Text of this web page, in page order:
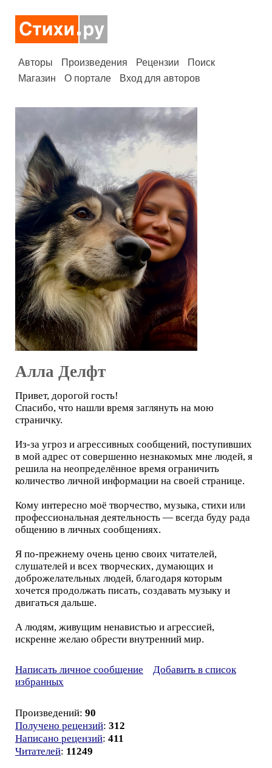
Авторы Произведения Рецензии
Поиск
Магазин
О портале Вход для авторов
Алла Делфт
Привет, дорогой гость!
Спасибо, что нашли время заглянуть на мою
страничку.
Из-за угроз и агрессивных сообщений, поступивших
в мой адрес от совершенно незнакомых мне людей, я
решила на неопределённое время ограничить
количество личной информации на своей странице.
Кому интересно моё творчество, музыка, стихи или
профессиональная деятельность — всегда буду рада
общению в личных сообщениях.
Я по-прежнему очень ценю своих читателей,
слушателей и всех творческих, думающих и
доброжелательных людей, благодаря которым
хочется продолжать писать, создавать музыку и
двигаться дальше.
А людям, живущим ненавистью и агрессией,
искренне желаю обрести внутренний мир.
Написать личное сообщение
Добавить в список
избранных
Произведений: 90
Получено рецензий: 312
Написано рецензий: 411
Читателей: 11249